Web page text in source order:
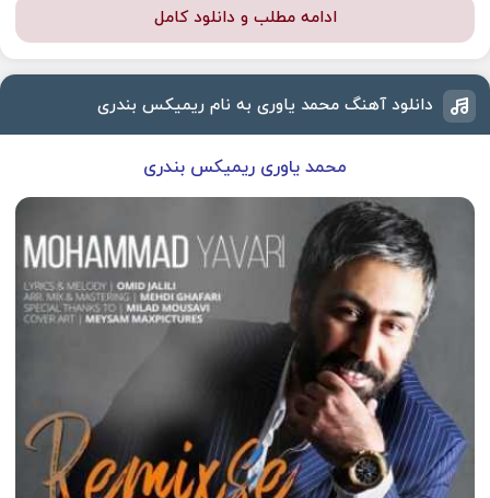
ادامه مطلب و دانلود کامل
دانلود آهنگ محمد یاوری به نام ریمیکس بندری
محمد یاوری ریمیکس بندری